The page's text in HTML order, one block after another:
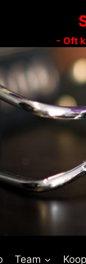
- Oft
Team